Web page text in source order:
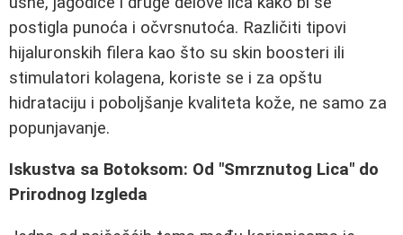
postigla punoća i očvrsnutoća. Različiti tipovi
hijaluronskih filera kao što su skin boosteri ili
stimulatori kolagena, koriste se i za opštu
hidrataciju i poboljšanje kvaliteta kože, ne samo za
popunjavanje.
Iskustva sa Botoksom: Od "Smrznutog Lica" do
Prirodnog Izgleda